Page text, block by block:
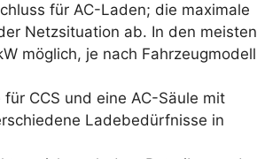
für AC-Laden; die maximale
Netzsituation ab. In den meisten
möglich, je nach Fahrzeugmodell
CCS und eine AC-Säule mit
Ladebedürfnisse in